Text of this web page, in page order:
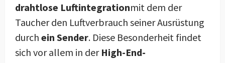
drahtlose Luftintegrationmit dem der
Taucher den Luftverbrauch seiner Ausrüstung
durch ein Sender. Diese Besonderheit findet
sich vor allem in der High-End-